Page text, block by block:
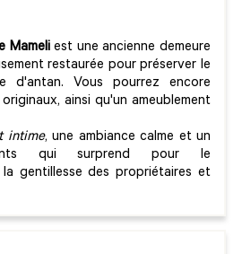
Mameliest une ancienne demeure
restaurée pour préserver le
d'antan. Vous pourrez encore
ainsi qu'un ameublement
intime, une ambiance calme et un
qui surprend pour le
gentillesse des propriétaires et